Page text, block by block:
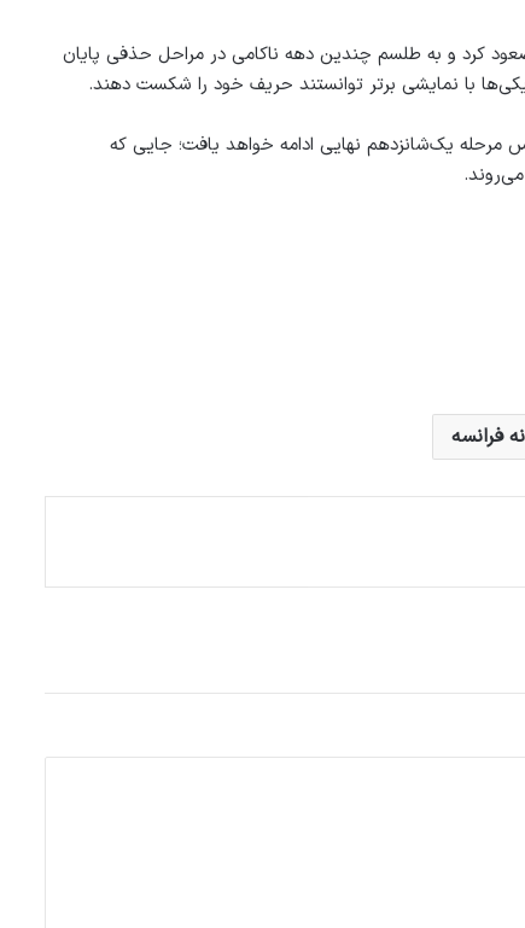
با پیروزی ۲ بر صفر برابر اکوادور به مرحله بعدی جام جهانی ۲۰۲۶ صعود کرد و به طلسم چندین دهه ناکامی در مراحل حذفی پایان
با نمایشی برتر توانستند حریف خود را شکست دهند.
دیدار حساس مرحله یک‌شانزدهم نهایی ادامه خواهد یافت؛ جایی که
فرانسه